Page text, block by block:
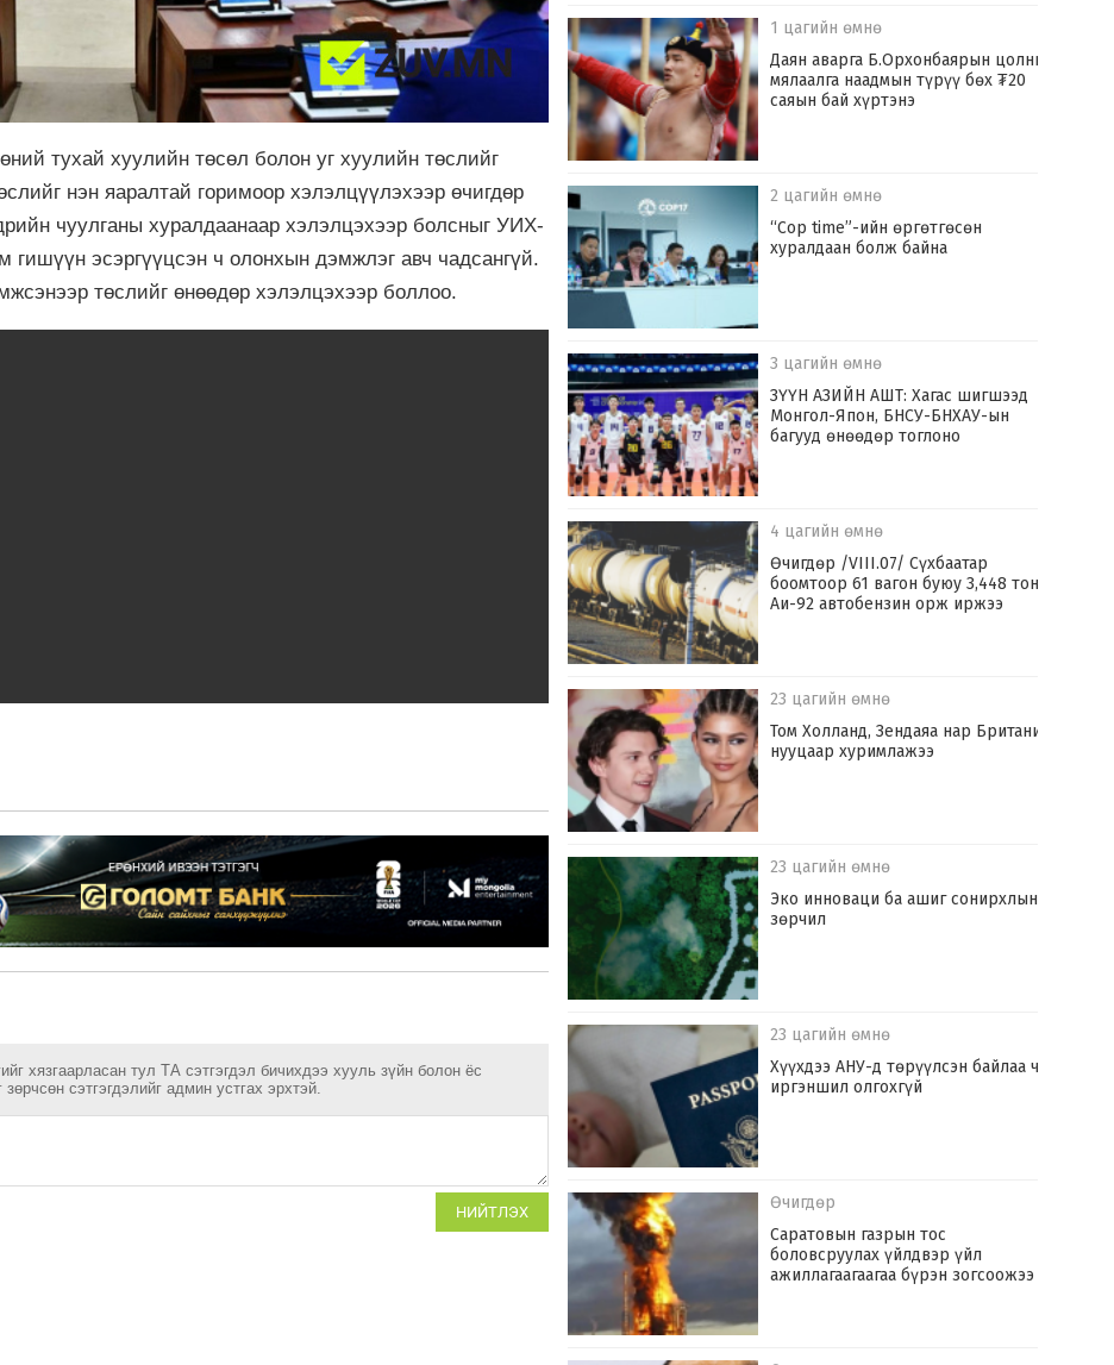
тухай хуулийн төсөл болон уг хуулийн төслийг
нэн яаралтай горимоор хэлэлцүүлэхээр өчигдөр
чуулганы хуралдаанаар хэлэлцэхээр болсныг УИХ-
эсэргүүцсэн ч олонхын дэмжлэг авч чадсангүй.
төслийг өнөөдөр хэлэлцэхээр боллоо.
хязгаарласан тул ТА сэтгэгдэл бичихдээ хууль зүйн болон ёс
сэтгэгдэлийг админ устгах эрхтэй.
НИЙТЛЭХ
1 цагийн өмнө
Даян аварга Б.Орхонбаярын цолны
мялаалга наадмын түрүү бөх ₮20
саяын бай хүртэнэ
2 цагийн өмнө
“Cop time”-ийн өргөтгөсөн
хуралдаан болж байна
3 цагийн өмнө
ЗҮҮН АЗИЙН АШТ: Хагас шигшээд
Монгол-Япон, БНСУ-БНХАУ-ын
багууд өнөөдөр тоглоно
4 цагийн өмнө
Өчигдөр /VIII.07/ Сүхбаатар
боомтоор 61 вагон буюу 3,448 тонн
Аи-92 автобензин орж иржээ
23 цагийн өмнө
Том Холланд, Зендаяа нар Британид
нууцаар хуримлажээ
23 цагийн өмнө
Эко инноваци ба ашиг сонирхлын
зөрчил
23 цагийн өмнө
Хүүхдээ АНУ-д төрүүлсэн байлаа ч
иргэншил олгохгүй
Өчигдөр
Саратовын газрын тос
боловсруулах үйлдвэр үйл
ажиллагаагаагаа бүрэн зогсоожээ